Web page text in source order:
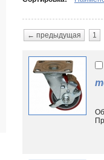
← предыдущая 1